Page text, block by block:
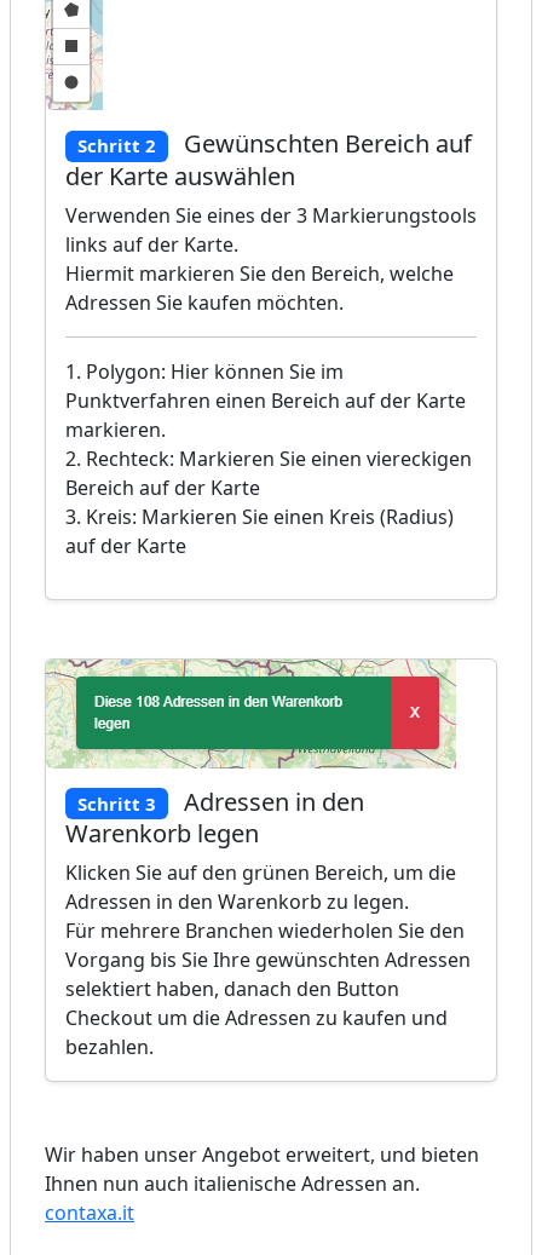
Schritt 2
Gewünschten Bereich auf
der Karte auswählen
Verwenden Sie eines der 3 Markierungstools
links auf der Karte.
Hiermit markieren Sie den Bereich, welche
Adressen Sie kaufen möchten.
1. Polygon: Hier können Sie im
Punktverfahren einen Bereich auf der Karte
markieren.
2. Rechteck: Markieren Sie einen viereckigen
Bereich auf der Karte
3. Kreis: Markieren Sie einen Kreis (Radius)
auf der Karte
Schritt 3
Adressen in den
Warenkorb legen
Klicken Sie auf den grünen Bereich, um die
Adressen in den Warenkorb zu legen.
Für mehrere Branchen wiederholen Sie den
Vorgang bis Sie Ihre gewünschten Adressen
selektiert haben, danach den Button
Checkout um die Adressen zu kaufen und
bezahlen.
Wir haben unser Angebot erweitert, und bieten
Ihnen nun auch italienische Adressen an.
contaxa.it